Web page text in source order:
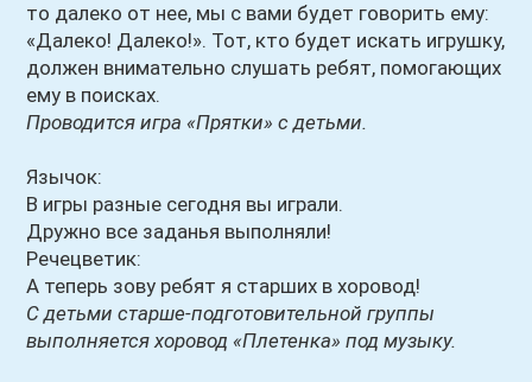
то далеко от нее, мы с вами будет говорить ему:
«Далеко! Далеко!». Тот, кто будет искать игрушку,
должен внимательно слушать ребят, помогающих
ему в поисках.
Проводится игра «Прятки» с детьми.
Язычок:
В игры разные сегодня вы играли.
Дружно все заданья выполняли!
Речецветик:
А теперь зову ребят я старших в хоровод!
С детьми старше-подготовительной группы
выполняется хоровод «Плетенка» под музыку.